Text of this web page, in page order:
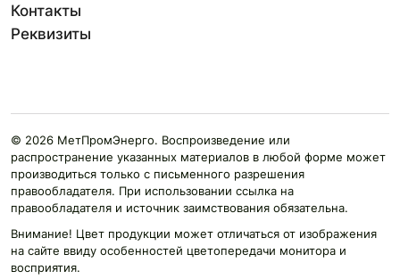
Контакты
Реквизиты
© 2026 МетПромЭнерго. Воспроизведение или
распространение указанных материалов в любой форме может
производиться только с письменного разрешения
правообладателя. При использовании ссылка на
правообладателя и источник заимствования обязательна.
Внимание! Цвет продукции может отличаться от изображения
на сайте ввиду особенностей цветопередачи монитора и
восприятия.